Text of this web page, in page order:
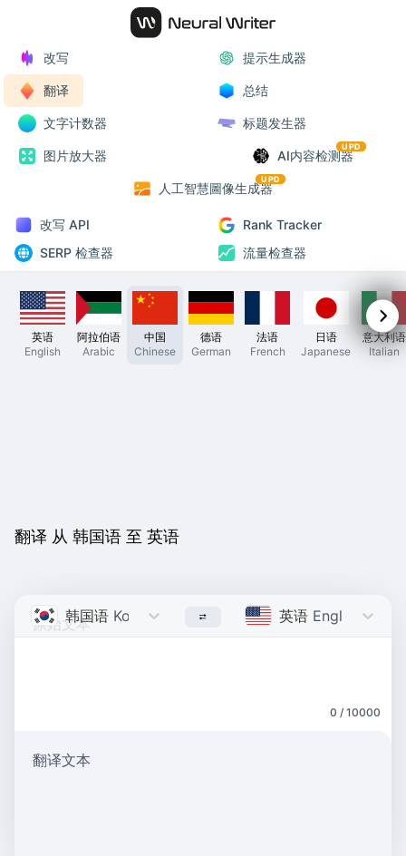
改写 提示生成器
翻译 总结
文字计数器 标题发生器
图片放大器 AI内容检测器
UPD
人工智慧圖像生成器
UPD
改写 API
Rank Tracker
SERP 检查器
流量检查器
英语
English
阿拉伯语
Arabic
中国
Chinese
德语
German
法语
French
日语
Japanese
意大利语
Italian
翻译 从 韩国语 至 英语
韩国语 Korean 英语 English
0 / 10000
翻译文本